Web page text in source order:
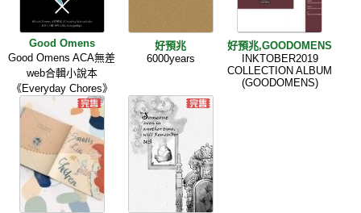
Good Omens
Good Omens ACA無差
web合輯小說本
《Everyday Chores》
好預兆
6000years
好預兆,GOODOMENS
INKTOBER2019
COLLECTION ALBUM
(GOODOMENS)